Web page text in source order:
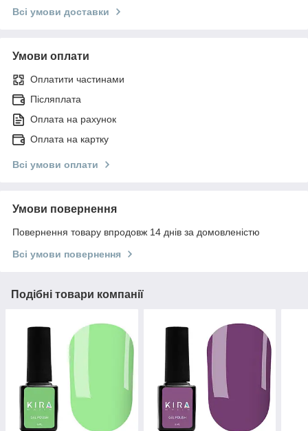
Всі умови доставки
Умови оплати
Оплатити частинами
Післяплата
Оплата на рахунок
Оплата на картку
Всі умови оплати
Умови повернення
Повернення товару впродовж 14 днів за домовленістю
Всі умови повернення
Подібні товари компанії